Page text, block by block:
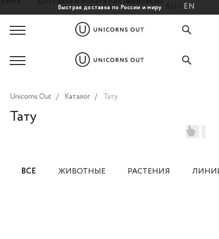
Быстрая доставка по России и миру EN
Unicorns Out Тату
/ Каталог /
Тату
ВСЕ ЖИВОТНЫЕ РАСТЕНИЯ